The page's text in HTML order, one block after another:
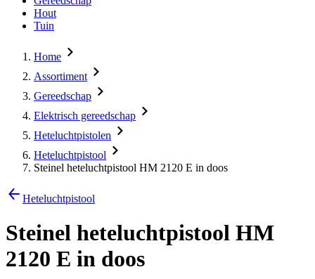
Hout
Tuin
Home
Assortiment
Gereedschap
Elektrisch gereedschap
Heteluchtpistolen
Heteluchtpistool
Steinel heteluchtpistool HM 2120 E in doos
Heteluchtpistool
Steinel heteluchtpistool HM
2120 E in doos